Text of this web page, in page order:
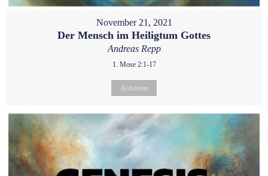
November 21, 2021
Der Mensch im Heiligtum Gottes
Andreas Repp
1. Mose 2:1-17
Anhören